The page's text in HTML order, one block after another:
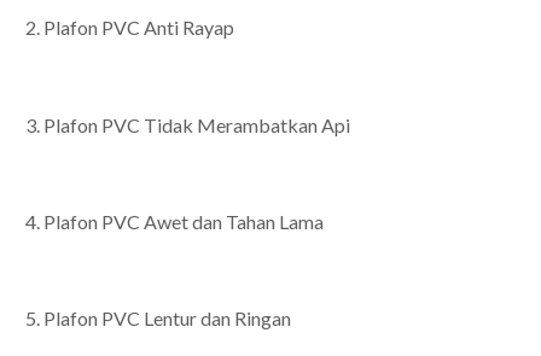
Plafon PVC Anti Rayap
Plafon PVC Tidak Merambatkan Api
Plafon PVC Awet dan Tahan Lama
Plafon PVC Lentur dan Ringan